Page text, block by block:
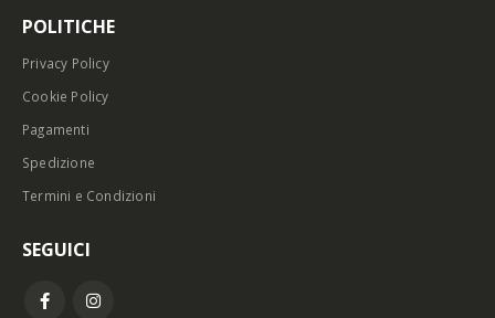
POLITICHE
Privacy Policy
Cookie Policy
Pagamenti
Spedizione
Termini e Condizioni
SEGUICI